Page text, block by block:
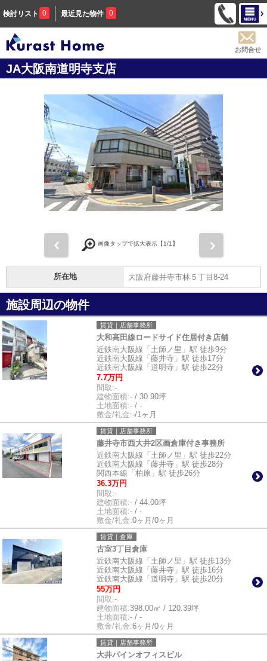
検討リスト 0 最近見た物件 0
お問合せ
JA大阪南道明寺支店
画像タップで拡大表示【1/1】
所在地 大阪府藤井寺市林５丁目8-24
施設周辺の物件
賃貸｜店舗事務所
大和高田線ロードサイド住居付き店舗
近鉄南大阪線「土師ノ里」駅 徒歩9分
近鉄南大阪線「藤井寺」駅 徒歩17分
近鉄南大阪線「道明寺」駅 徒歩22分
7.7万円
間取:-
建物面積:- / 30.90坪
土地面積:- / -
敷金/礼金:-/1ヶ月
賃貸｜店舗事務所
藤井寺市西大井2区画倉庫付き事務所
近鉄南大阪線「土師ノ里」駅 徒歩22分
近鉄南大阪線「藤井寺」駅 徒歩28分
関西本線「柏原」駅 徒歩26分
36.3万円
間取:-
建物面積:- / 44.00坪
土地面積:- / -
敷金/礼金:0ヶ月/0ヶ月
賃貸｜倉庫
古室3丁目倉庫
近鉄南大阪線「土師ノ里」駅 徒歩13分
近鉄南大阪線「藤井寺」駅 徒歩16分
近鉄南大阪線「道明寺」駅 徒歩20分
55万円
間取:-
建物面積:398.00㎡ / 120.39坪
土地面積:- / -
敷金/礼金:6ヶ月/0ヶ月
賃貸｜店舗事務所
大井パインオフィスビル